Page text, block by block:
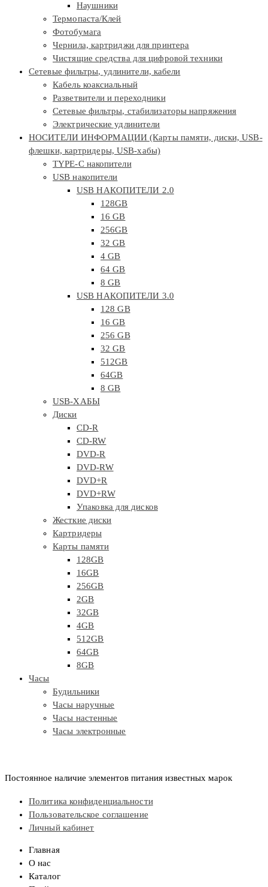
Наушники
Термопаста/Клей
Фотобумага
Чернила, картриджи для принтера
Чистящие средства для цифровой техники
Сетевые фильтры, удлинители, кабели
Кабель коаксиальный
Разветвители и переходники
Сетевые фильтры, стабилизаторы напряжения
Электрические удлинители
НОСИТЕЛИ ИНФОРМАЦИИ (Карты памяти, диски, USB-
флешки, картридеры, USB-хабы)
TYPE-C накопители
USB накопители
USB НАКОПИТЕЛИ 2.0
128GB
16 GB
256GB
32 GB
4 GB
64 GB
8 GB
USB НАКОПИТЕЛИ 3.0
128 GB
16 GB
256 GB
32 GB
512GB
64GB
8 GB
USB-ХАБЫ
Диски
CD-R
CD-RW
DVD-R
DVD-RW
DVD+R
DVD+RW
Упаковка для дисков
Жесткие диски
Картридеры
Карты памяти
128GB
16GB
256GB
2GB
32GB
4GB
512GB
64GB
8GB
Часы
Будильники
Часы наручные
Часы настенные
Часы электронные
Постоянное наличие элементов питания известных марок
Политика конфиденциальности
Пользовательское соглашение
Личный кабинет
Главная
О нас
Каталог